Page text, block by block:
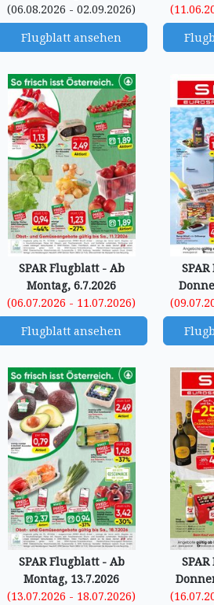
(06.08.2026 - 02.09.2026)
Flugblatt ansehen
SPAR Flugblatt - Ab
Montag, 6.7.2026
(06.07.2026 - 11.07.2026)
Flugblatt ansehen
SPAR Flugblatt - Ab
Montag, 13.7.2026
(13.07.2026 - 18.07.2026)